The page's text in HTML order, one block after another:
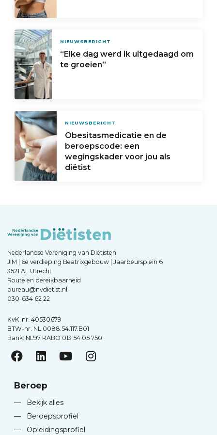
NIEUWSBERICHT
“Elke dag werd ik uitgedaagd om
te groeien”
NIEUWSBERICHT
Obesitasmedicatie en de
beroepscode: een
wegingskader voor jou als
diëtist
Nederlandse Vereniging van Diëtisten
JIM | 6e verdieping Beatrixgebouw | Jaarbeursplein 6
3521 AL Utrecht
Route en bereikbaarheid
bureau@nvdietist.nl
030-634 62 22
KvK-nr. 40530679
BTW-nr. NL.0088.54.117.B01
Bank: NL97 RABO 013 54 05 750
Beroep
—
Bekijk alles
—
Beroepsprofiel
—
Opleidingsprofiel